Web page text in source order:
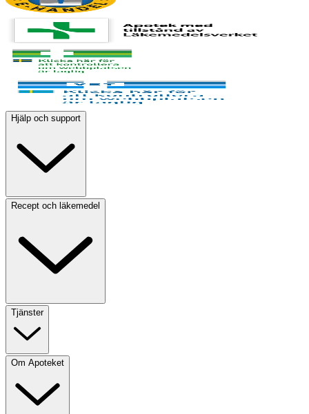
Hjälp och support
Recept och läkemedel
Tjänster
Om Apoteket